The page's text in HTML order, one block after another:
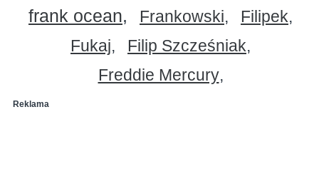
frank ocean
Frankowski
Filipek
Fukaj
Filip Szcześniak
Freddie Mercury
Reklama